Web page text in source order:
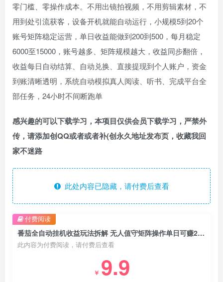
零门槛、零操作成本。不用出镜拍视频，不用剪辑素材，不
用到处引流获客，设备开机就能自动运行，小规模5到20个
账号矩阵稳定运营，单日收益能做到200到500，每月稳定
6000至15000，账号越多、矩阵规模越大，收益同步翻倍，
收益每日自动结算、自动兑换、直接提现到个人账户，资金
到账清晰透明，系统自动模拟真人阅读、听书、完成平台全
部任务，24小时不间断跑单
感兴趣的可以下载学习，本项目仅供会员下载学习，严禁外
传，请添加创QQ或者或者补(创永久地址发布页，收藏我回
家不迷路
此处内容已隐藏，请付费后查看
番茄全自动挂机收益玩法拆解 无人值守矩阵操作单日可赚200到500
此内容为付费阅读，请付费后查看
￥ 9.9
付费阅读